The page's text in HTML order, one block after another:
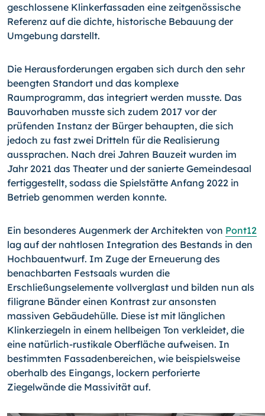
geschlossene Klinkerfassaden eine zeitgenössische
Referenz auf die dichte, historische Bebauung der
Umgebung darstellt.
Die Herausforderungen ergaben sich durch den sehr
beengten Standort und das komplexe
Raumprogramm, das integriert werden musste. Das
Bauvorhaben musste sich zudem 2017 vor der
prüfenden Instanz der Bürger behaupten, die sich
jedoch zu fast zwei Dritteln für die Realisierung
aussprachen. Nach drei Jahren Bauzeit wurden im
Jahr 2021 das Theater und der sanierte Gemeindesaal
fertiggestellt, sodass die Spielstätte Anfang 2022 in
Betrieb genommen werden konnte.
Ein besonderes Augenmerk der Architekten von Pont12
lag auf der nahtlosen Integration des Bestands in den
Hochbauentwurf. Im Zuge der Erneuerung des
benachbarten Festsaals wurden die
Erschließungselemente vollverglast und bilden nun als
filigrane Bänder einen Kontrast zur ansonsten
massiven Gebäudehülle. Diese ist mit länglichen
Klinkerziegeln in einem hellbeigen Ton verkleidet, die
eine natürlich-rustikale Oberfläche aufweisen. In
bestimmten Fassadenbereichen, wie beispielsweise
oberhalb des Eingangs, lockern perforierte
Ziegelwände die Massivität auf.